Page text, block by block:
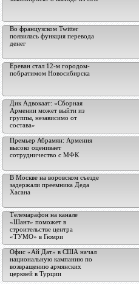
Во французском Twitter
появилась функция перевода
денег
Ереван стал 12-м городом-
побратимом Новосибирска
Дик Адвокаат: «Сборная
Армении может выйти из
группы, независимо от
состава»
Премьер Абрамян: Армения
высоко оценивает
сотрудничество с МФК
В Москве на воровском съезде
задержали преемника Деда
Хасана
Телемарафон на канале
«Шант» поможет в
строительстве центра
«ТУМО» в Гюмри
Офис «Ай Дат» в США начал
национальную кампанию по
возвращению армянских
церквей в Турции